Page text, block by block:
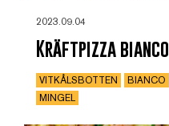
2023.09.04
Kräftpizza bianco
VITKÅLSBOTTEN
BIANCO
MINGEL